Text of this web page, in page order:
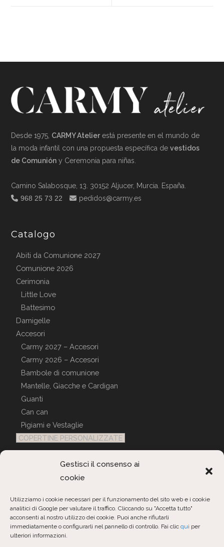
Gestisci il consenso ai
cookie
Utilizziamo i cookie necessari per il funzionamento del sito web e i cookie
analitici di Google per valutare il traffico. Cliccando su "Accetta tutto"
acconsenti al nostro utilizzo dei cookie. Puoi anche rifiutarli
immediatamente o configurarli nel pannello di controllo. Fai clic qui per
ulteriori informazioni.
Desde 1975, CARMY Atelier está presente en el mundo de
la moda infantil con una propuesta específica devestidos
de Comunión y Ceremonia para niñas.
Camino Salabosque, 13. 30152 Aljucer, Murcia. España.
968 25 73 22
pedidos@carmy.es
Catalogo
Abiti da Comunione 2027
Comunione 2026
Cerimonia
Little Love
Battesimo
Damigelle
Accesori
Carmy 2027 – Accesori
Carmy 2026 – Accesori
Bambole di comunione
Mantelle, Giacche e Cardigan
Guanti
Can can
Pigiami e Vestaglie
COPERTINE PERSONALIZZATE
Servizio Clienti
Interroga ordini